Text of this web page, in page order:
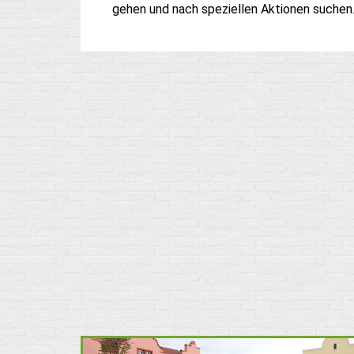
gehen und nach speziellen Aktionen suchen.